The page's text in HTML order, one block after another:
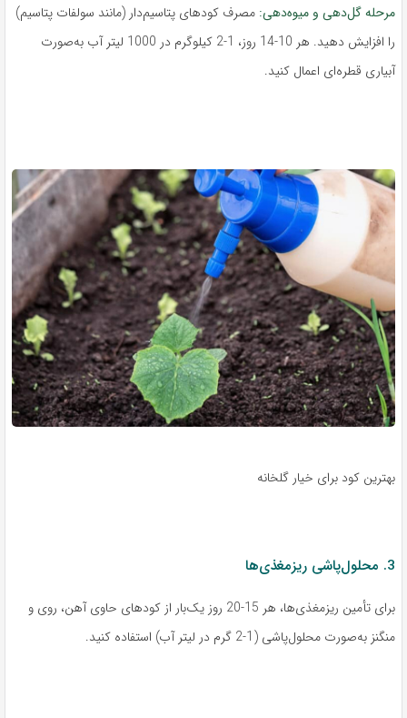
مرحله گل‌دهی و میوه‌دهی: مصرف کودهای پتاسیم‌دار (مانند سولفات پتاسیم)
را افزایش دهید. هر 10-14 روز، 1-2 کیلوگرم در 1000 لیتر آب به‌صورت
آبیاری قطره‌ای اعمال کنید.
بهترین کود برای خیار گلخانه
3. محلول‌پاشی ریزمغذی‌ها
برای تأمین ریزمغذی‌ها، هر 15-20 روز یک‌بار از کودهای حاوی آهن، روی و
منگنز به‌صورت محلول‌پاشی (1-2 گرم در لیتر آب) استفاده کنید.